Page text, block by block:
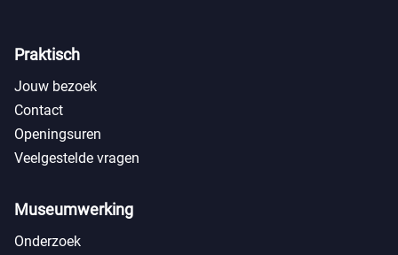
Praktisch
Jouw bezoek
Contact
Openingsuren
Veelgestelde vragen
Museumwerking
Onderzoek